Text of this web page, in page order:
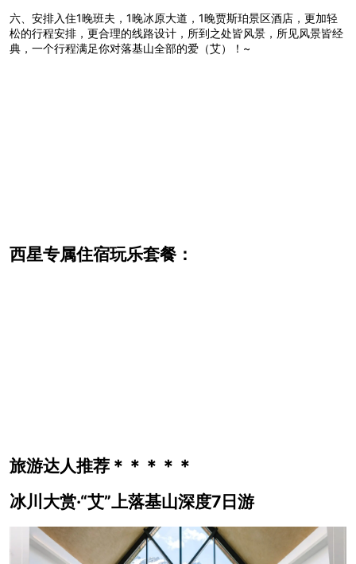
六、安排入住1晚班夫，1晚冰原大道，1晚贾斯珀景区酒店，更加轻
松的行程安排，更合理的线路设计，所到之处皆风景，所见风景皆经
典，一个行程满足你对落基山全部的爱（艾）！~
西星专属住宿玩乐套餐：
旅游达人推荐＊＊＊＊＊
冰川大赏·“艾”上落基山深度7日游